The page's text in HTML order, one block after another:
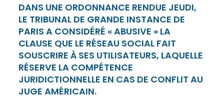
DANS UNE ORDONNANCE RENDUE JEUDI,
LE TRIBUNAL DE GRANDE INSTANCE DE
PARIS A CONSIDÉRÉ « ABUSIVE » LA
CLAUSE QUE LE RÉSEAU SOCIAL FAIT
SOUSCRIRE À SES UTILISATEURS, LAQUELLE
RÉSERVE LA COMPÉTENCE
JURIDICTIONNELLE EN CAS DE CONFLIT AU
JUGE AMÉRICAIN.